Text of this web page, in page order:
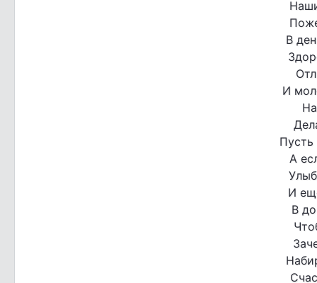
В
И
Пусть
А
И
В